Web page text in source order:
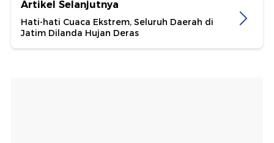
Artikel Selanjutnya
Hati-hati Cuaca Ekstrem, Seluruh Daerah di
Jatim Dilanda Hujan Deras